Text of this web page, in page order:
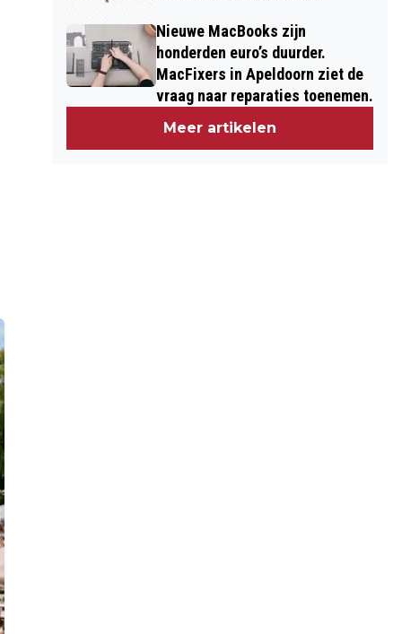
Nieuwe MacBooks zijn
honderden euro’s duurder.
MacFixers in Apeldoorn ziet de
vraag naar reparaties toenemen.
Meer artikelen